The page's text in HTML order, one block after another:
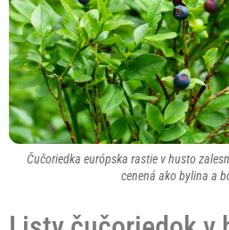
Čučoriedka európska rastie v husto
cenená ako bylina a